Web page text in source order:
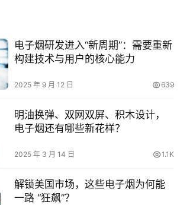
电子烟研发进入“新周期”：需要重新
构建技术与用户的核心能力
2025 年 9 月 12 日 639
明油换弹、双网双屏、积木设计，
电子烟还有哪些新花样？
2025 年 3 月 14 日 1.1K
解锁美国市场，这些电子烟为何能
一路 “狂飙”？